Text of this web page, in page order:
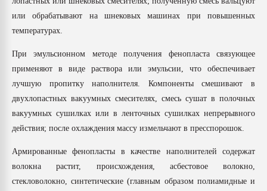
или обрабатывают на шнековых машинах при повышенных
температурах.
При эмульсионном методе получения фенопласта связующее
применяют в виде раствора или эмульсии, что обеспечивает
лучшую пропитку наполнителя. Компоненты смешивают в
двухлопастных вакуумных смесителях, смесь сушат в полочных
вакуумных сушилках или в ленточных сушилках непрерывного
действия; после охлаждения массу измельчают в пресспорошок.
Армированные фенопласты в качестве наполнителей содержат
волокна растит, происхождения, асбестовое волокно,
стекловолокно, синтетические (главным образом полиамидные и